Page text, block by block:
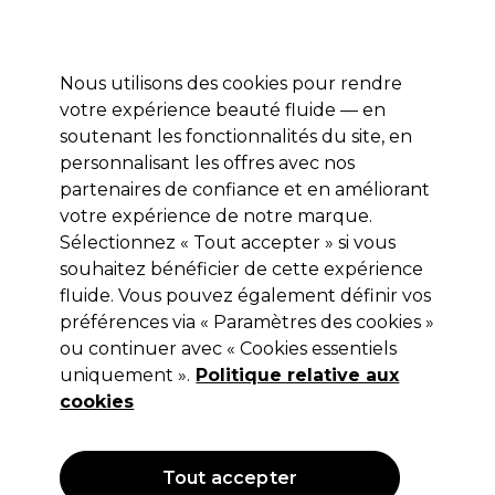
Se connecter
Marques Bons plans Coiffure Electro et Matériel
Coiffure Soins Capillaires Shampooing
Shampooing
Notre gamme de mousses et de sprays capillaires offre une
vaste palette de soins professionnels qui sublimeront les
cheveux de vos client(e)s. Découvrez notre sélection de
sprays protecteurs contre la chaleur, hydratants,
Redken
les produits OLAPLEX et bien d’autres encore.
Lire la suite
Filters
Nous utilisons des cookies pour rendre
votre expérience beauté fluide — en
soutenant les fonctionnalités du site, en
personnalisant les offres avec nos
partenaires de confiance et en améliorant
votre expérience de notre marque.
Sélectionnez « Tout accepter » si vous
souhaitez bénéficier de cette expérience
fluide. Vous pouvez également définir vos
préférences via « Paramètres des cookies »
ou continuer avec « Cookies essentiels
uniquement ». Politique relative aux
cookies
Tout accepter